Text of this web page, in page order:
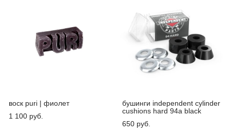
воск puri | фиолет
1 100 pуб.
бушинги independent cylinder
cushions hard 94a black
650 pуб.